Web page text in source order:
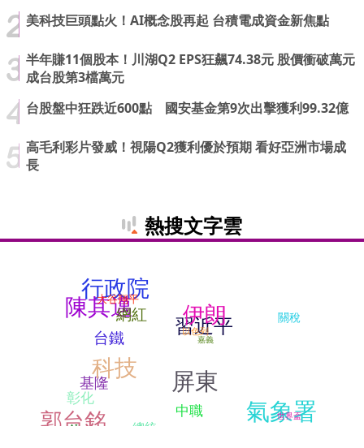
美科技巨頭點火！AI概念股再起 台積電成資金新焦點
半年賺11個股本！川湖Q2 EPS狂飆74.38元 股價衝破萬元
成台股第3檔萬元
台股盤中狂跌近600點 國安基金第9次出擊獲利99.32億
高毛利彩片發威！視陽Q2獲利優於預期 看好亞洲市場成
長
熱搜文字雲
彰化 氣象署
基隆
台鐵 習近平
郭台銘
嘉義
行政院
中職
屏東
陳其邁
科技
大谷翔平
總統
伊朗
以色列
關稅
世界盃
AI
網紅